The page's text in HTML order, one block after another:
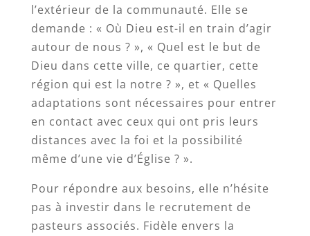
l’extérieur de la communauté. Elle se
demande : « Où Dieu est-il en train d’agir
autour de nous ? », « Quel est le but de
Dieu dans cette ville, ce quartier, cette
région qui est la notre ? », et « Quelles
adaptations sont nécessaires pour entrer
en contact avec ceux qui ont pris leurs
distances avec la foi et la possibilité
même d’une vie d’Église ? ».
Pour répondre aux besoins, elle n’hésite
pas à investir dans le recrutement de
pasteurs associés. Fidèle envers la